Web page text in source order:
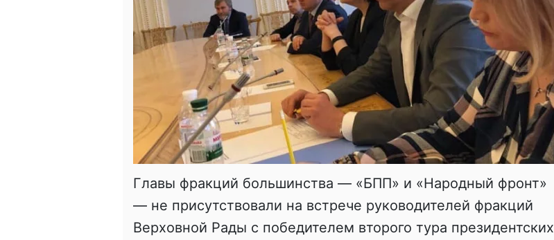
Главы фракций большинства — «БПП» и «Народный фронт»
— не присутствовали на встрече руководителей фракций
Верховной Рады с победителем второго тура президентских